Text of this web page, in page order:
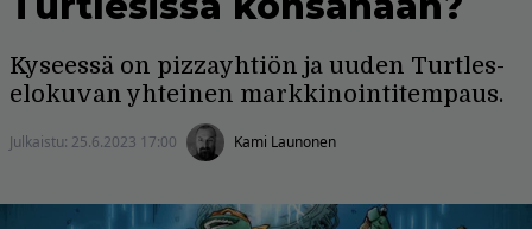
Kyseessä on pizzayhtiön ja uuden Turtles-
elokuvan yhteinen markkinointitempaus.
Julkaistu: 25.6.2023 17:00 Kami Launonen